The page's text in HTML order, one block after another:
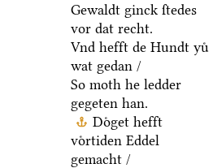
Gewaldt ginck ſtedes
vor dat recht.
Vnd hefft de Hundt yuͤ
wat gedan /
So moth he ledder
gegeten han.
Doͤget hefft
voͤrtiden Eddel
gemacht /